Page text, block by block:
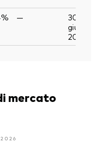
—
30
giu
2026
mercato